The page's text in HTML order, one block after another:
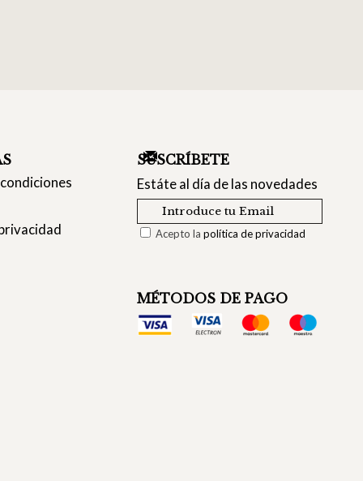
SUSCRÍBETE
Estáte al día de las novedades
Acepto lapolítica de privacidad
MÉTODOS DE PAGO